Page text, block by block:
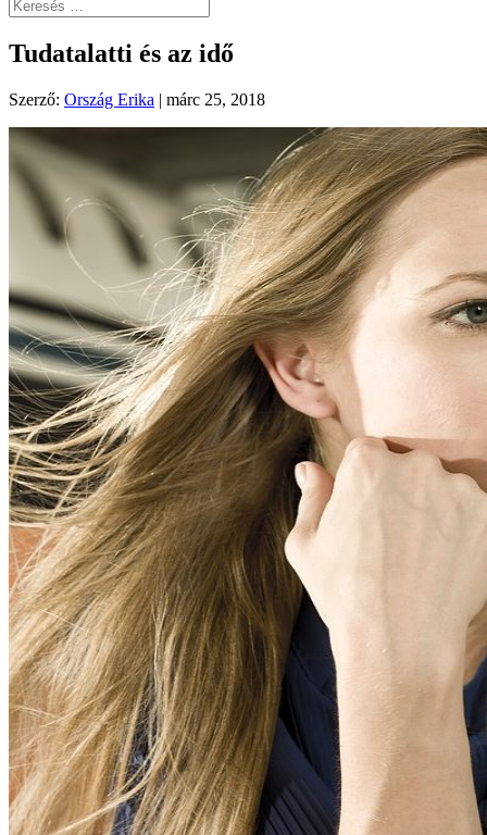
Tudatalatti és az idő
Szerző: Ország Erika | márc 25, 2018